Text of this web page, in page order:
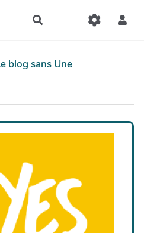
Rechercher
blog sans Une